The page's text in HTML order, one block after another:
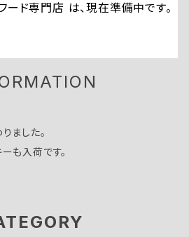
ド専門店 は、現在準備中です。
ました。
も入荷です。